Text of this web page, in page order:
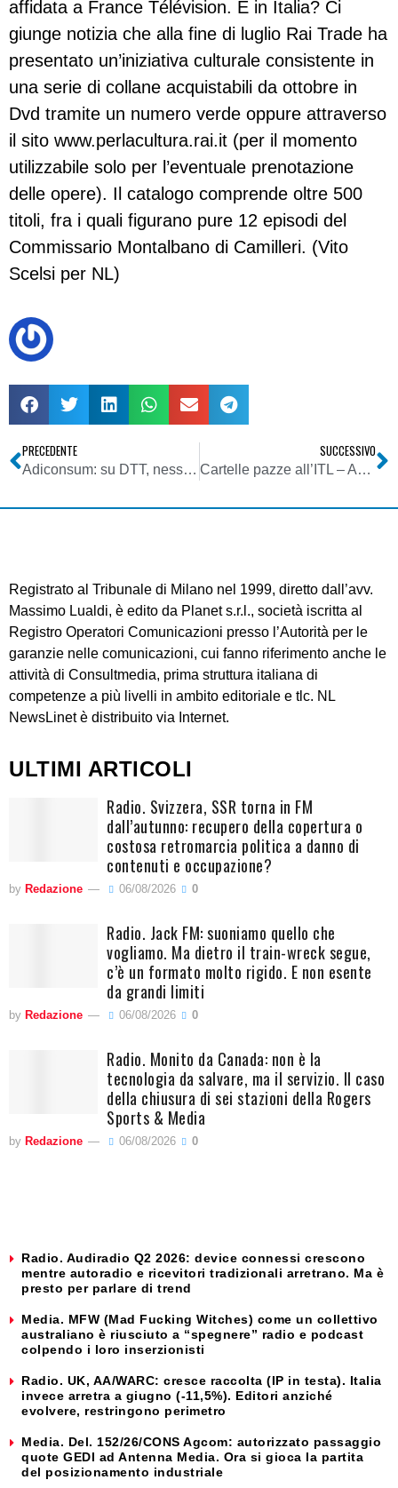
affidata a France Télévision. E in Italia? Ci
giunge notizia che alla fine di luglio Rai Trade ha
presentato un’iniziativa culturale consistente in
una serie di collane acquistabili da ottobre in
Dvd tramite un numero verde oppure attraverso
il sito www.perlacultura.rai.it (per il momento
utilizzabile solo per l’eventuale prenotazione
delle opere). Il catalogo comprende oltre 500
titoli, fra i quali figurano pure 12 episodi del
Commissario Montalbano di Camilleri. (Vito
Scelsi per NL)
PRECEDENTE
Adiconsum: su DTT, nessun cambiamento
SUCCESSIVO
Cartelle pazze all’ITL – Avviata procedura a seguito dell’articolo di NL
Registrato al Tribunale di Milano nel 1999, diretto dall’avv.
Massimo Lualdi, è edito da Planet s.r.l., società iscritta al
Registro Operatori Comunicazioni presso l’Autorità per le
garanzie nelle comunicazioni, cui fanno riferimento anche le
attività di Consultmedia, prima struttura italiana di
competenze a più livelli in ambito editoriale e tlc. NL
NewsLinet è distribuito via Internet.
ULTIMI ARTICOLI
Radio. Svizzera, SSR torna in FM
dall’autunno: recupero della copertura o
costosa retromarcia politica a danno di
contenuti e occupazione?
by Redazione 06/08/2026 0
Radio. Jack FM: suoniamo quello che
vogliamo. Ma dietro il train-wreck segue,
c’è un formato molto rigido. E non esente
da grandi limiti
by Redazione 06/08/2026 0
Radio. Monito da Canada: non è la
tecnologia da salvare, ma il servizio. Il caso
della chiusura di sei stazioni della Rogers
Sports & Media
by Redazione 06/08/2026 0
Radio. Audiradio Q2 2026: device connessi crescono
mentre autoradio e ricevitori tradizionali arretrano. Ma è
presto per parlare di trend
Media. MFW (Mad Fucking Witches) come un collettivo
australiano è riusciuto a “spegnere” radio e podcast
colpendo i loro inserzionisti
Radio. UK, AA/WARC: cresce raccolta (IP in testa). Italia
invece arretra a giugno (-11,5%). Editori anziché
evolvere, restringono perimetro
Media. Del. 152/26/CONS Agcom: autorizzato passaggio
quote GEDI ad Antenna Media. Ora si gioca la partita
del posizionamento industriale